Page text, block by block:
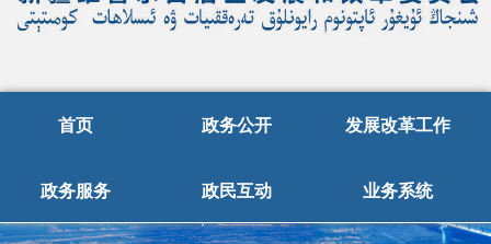
首页 政务公开 发展改革工作
政务服务 政民互动 业务系统